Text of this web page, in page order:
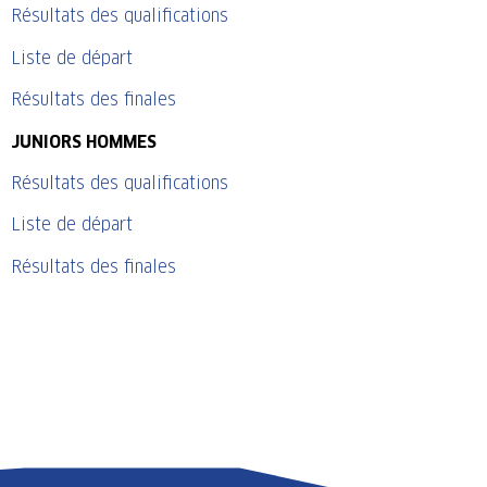
Résultats des qualifications
Liste de départ
Résultats des finales
JUNIORS HOMMES
Résultats des qualifications
Liste de départ
Résultats des finales